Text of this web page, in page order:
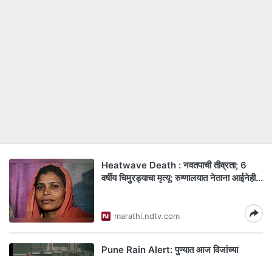
Heatwave Death : नवतपाची तीव्रता; 6
वर्षीय चिमुरड्याचा मृत्यू; रुग्णालयात नेताना आईनेही...
marathi.ndtv.com
Pune Rain Alert: पुण्यात आज विजांच्या